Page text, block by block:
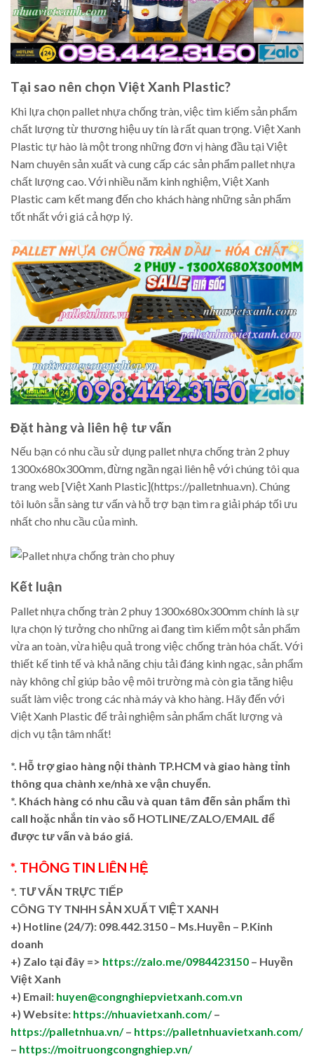
Tại sao nên chọn Việt Xanh Plastic?
Khi lựa chọn pallet nhựa chống tràn, việc tìm kiếm sản phẩm
chất lượng từ thương hiệu uy tín là rất quan trọng. Việt Xanh
Plastic tự hào là một trong những đơn vị hàng đầu tại Việt
Nam chuyên sản xuất và cung cấp các sản phẩm pallet nhựa
chất lượng cao. Với nhiều năm kinh nghiệm, Việt Xanh
Plastic cam kết mang đến cho khách hàng những sản phẩm
tốt nhất với giá cả hợp lý.
Đặt hàng và liên hệ tư vấn
Nếu bạn có nhu cầu sử dụng pallet nhựa chống tràn 2 phuy
1300x680x300mm, đừng ngần ngại liên hệ với chúng tôi qua
trang web [Việt Xanh Plastic](https://palletnhua.vn). Chúng
tôi luôn sẵn sàng tư vấn và hỗ trợ bạn tìm ra giải pháp tối ưu
nhất cho nhu cầu của mình.
Kết luận
Pallet nhựa chống tràn 2 phuy 1300x680x300mm chính là sự
lựa chọn lý tưởng cho những ai đang tìm kiếm một sản phẩm
vừa an toàn, vừa hiệu quả trong việc chống tràn hóa chất. Với
thiết kế tinh tế và khả năng chịu tải đáng kinh ngạc, sản phẩm
này không chỉ giúp bảo vệ môi trường mà còn gia tăng hiệu
suất làm việc trong các nhà máy và kho hàng. Hãy đến với
Việt Xanh Plastic để trải nghiệm sản phẩm chất lượng và
dịch vụ tận tâm nhất!
*. Hỗ trợ giao hàng nội thành TP.HCM và giao hàng tỉnh
thông qua chành xe/nhà xe vận chuyển.
*. Khách hàng có nhu cầu và quan tâm đến sản phẩm thì
call hoặc nhắn tin vào số HOTLINE/ZALO/EMAIL để
được tư vấn và báo giá.
*. THÔNG TIN LIÊN HỆ
*. TƯ VẤN TRỰC TIẾP
CÔNG TY TNHH SẢN XUẤT VIỆT XANH
+) Hotline (24/7): 098.442.3150 – Ms.Huyền – P.Kinh
doanh
+) Zalo tại đây => https://zalo.me/0984423150 – Huyền
Việt Xanh
+) Email: huyen@congnghiepvietxanh.com.vn
+) Website: https://nhuavietxanh.com/–
https://palletnhua.vn/– https://palletnhuavietxanh.com/
– https://moitruongcongnghiep.vn/